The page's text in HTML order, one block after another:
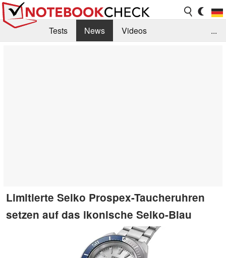
Tests News
Videos
...
Limitierte Seiko Prospex-Taucheruhren
setzen auf das ikonische Seiko-Blau